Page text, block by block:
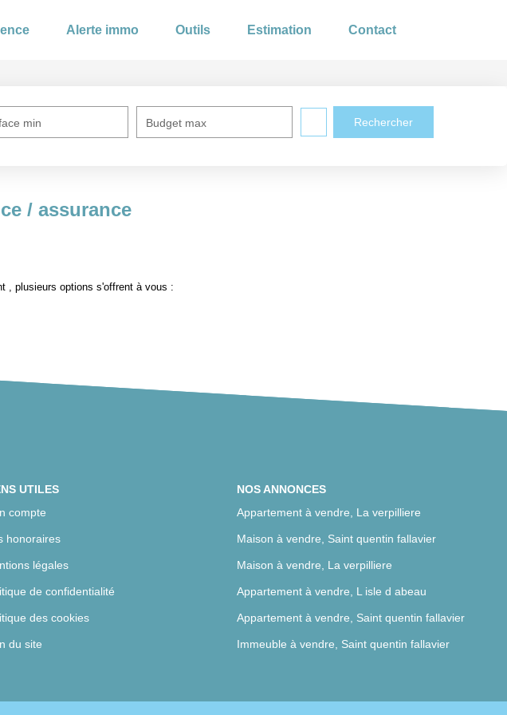
Alerte immo Outils Estimation Contact
min Budget max
/ assurance
, plusieurs options s'offrent à vous :
UTILES
compte
honoraires
légales
de confidentialité
des cookies
du site
NOS ANNONCES
Appartement à vendre, La verpilliere
Maison à vendre, Saint quentin fallavier
Maison à vendre, La verpilliere
Appartement à vendre, L isle d abeau
Appartement à vendre, Saint quentin fallavier
Immeuble à vendre, Saint quentin fallavier